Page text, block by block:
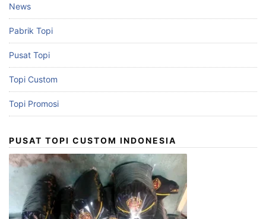
News
Pabrik Topi
Pusat Topi
Topi Custom
Topi Promosi
PUSAT TOPI CUSTOM INDONESIA